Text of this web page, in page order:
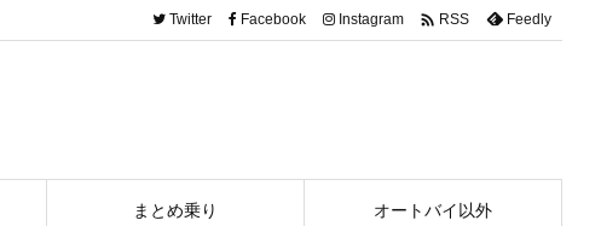
まとめ乗り オートバイ以外
Twitter Facebook Instagram  RSS Feedly